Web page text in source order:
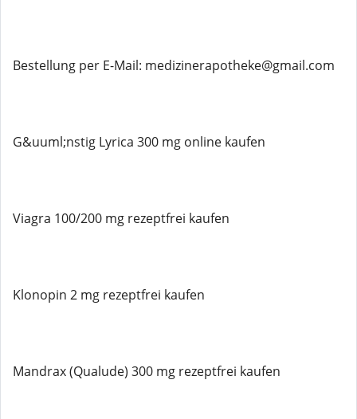
Bestellung per E-Mail: medizinerapotheke@gmail.com
G&uuml;nstig Lyrica 300 mg online kaufen
Viagra 100/200 mg rezeptfrei kaufen
Klonopin 2 mg rezeptfrei kaufen
Mandrax (Qualude) 300 mg rezeptfrei kaufen